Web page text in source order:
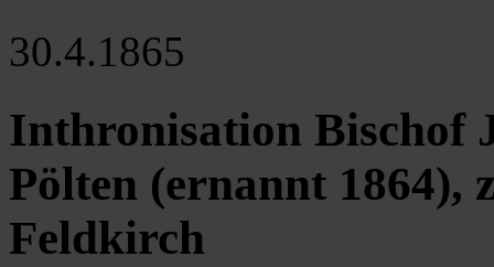
30.4.1865
Inthronisation Bischof
Pölten (ernannt 1864),
Feldkirch